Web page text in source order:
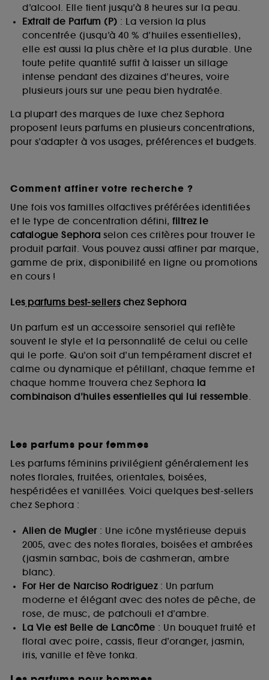
d’alcool. Elle tient jusqu’à 8 heures sur la peau.
Extrait de Parfum (P) : La version la plus
concentrée (jusqu’à 40 % d’huiles essentielles),
elle est aussi la plus chère et la plus durable. Une
toute petite quantité suffit à laisser un sillage
intense pendant des dizaines d’heures, voire
plusieurs jours sur une peau bien hydratée.
La plupart des marques de luxe chez Sephora
proposent leurs parfums en plusieurs concentrations,
pour s’adapter à vos usages, préférences et budgets.
Comment affiner votre recherche ?
Une fois vos familles olfactives préférées identifiées
et le type de concentration défini, filtrez le
catalogue Sephora selon ces critères pour trouver le
produit parfait. Vous pouvez aussi affiner par marque,
gamme de prix, disponibilité en ligne ou promotions
en cours !
Lesparfums best-sellerschez Sephora
Un parfum est un accessoire sensoriel qui reflète
souvent le style et la personnalité de celui ou celle
qui le porte. Qu’on soit d’un tempérament discret et
calme ou dynamique et pétillant, chaque femme et
chaque homme trouvera chez Sephora la
combinaison d’huiles essentielles qui lui ressemble.
Les parfums pour femmes
Les parfums féminins privilégient généralement les
notes florales, fruitées, orientales, boisées,
hespéridées et vanillées. Voici quelques best-sellers
chez Sephora :
Alien de Mugler: Une icône mystérieuse depuis
2005, avec des notes florales, boisées et ambrées
(jasmin sambac, bois de cashmeran, ambre
blanc).
For Her de Narciso Rodriguez: Un parfum
moderne et élégant avec des notes de pêche, de
rose, de musc, de patchouli et d’ambre.
La Vie est Belle de Lancôme : Un bouquet fruité et
floral avec poire, cassis, fleur d’oranger, jasmin,
iris, vanille et fève tonka.